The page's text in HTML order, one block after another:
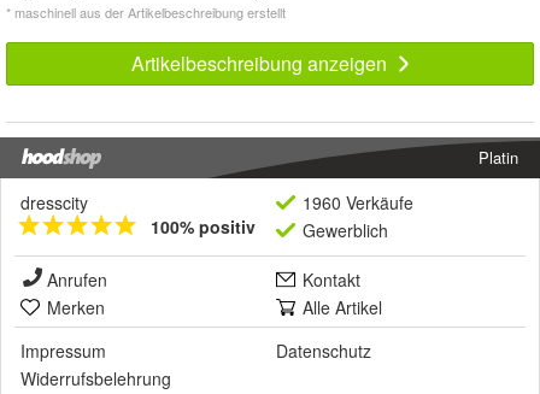
* maschinell aus der Artikelbeschreibung erstellt
Artikelbeschreibung anzeigen
Platin
dresscity
100% positiv
1960 Verkäufe
Gewerblich
Anrufen
Kontakt
Merken
Alle Artikel
Impressum
Datenschutz
Widerrufsbelehrung